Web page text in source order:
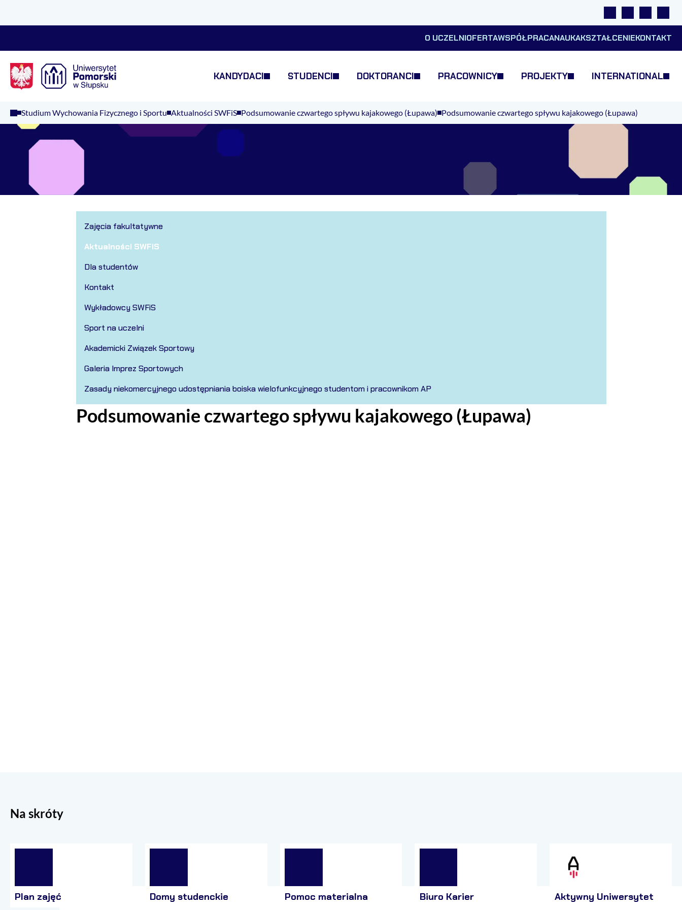
Linki Wyszukiwarka
Tłumacz
O UCZELNIOFERTAWSPÓŁPRACANAUKAKSZTAŁCENIEKONTAKT
KANDYDACI STUDENCI DOKTORANCI PRACOWNICY PROJEKTY INTERNATIONAL
Studium Wychowania Fizycznego i Sportu Aktualności SWFiS Podsumowanie czwartego spływu kajakowego (Łupawa) Podsumowanie czwartego spływu kajakowego (Łupawa)
Zajęcia fakultatywne
Aktualności SWFiS
Dla studentów
Kontakt
Wykładowcy SWFiS
Sport na uczelni
Akademicki Związek Sportowy
Galeria Imprez Sportowych
Zasady niekomercyjnego udostępniania boiska wielofunkcyjnego studentom i pracownikom AP
Podsumowanie czwartego spływu kajakowego (Łupawa)
Na skróty
Plan zajęć Domy studenckie Pomoc materialna Biuro Karier Aktywny Uniwersytet